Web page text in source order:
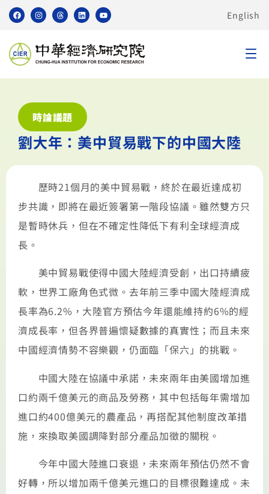
English
時論議題
劉大年：美中貿易戰下的中國大陸
歷時21個月的美中貿易戰，終於在最近達成初
步共識，即將在最近簽署第一階段協議。雖然雙方只
是暫時休兵，但在不確定性降低下有利全球經濟成
長。
美中貿易戰使得中國大陸經濟受創，出口持續疲
軟，世界工廠角色式微。去年前三季中國大陸經濟成
長率為6.2%，大陸官方預估今年還能維持約6%的經
濟成長率，但各界普遍懷疑數據的真實性；而且未來
中國經濟情勢不容樂觀，仍面臨「保六」的挑戰。
中國大陸在協議中承諾，未來兩年由美國增加進
口約兩千億美元的商品及勞務，其中包括每年需增加
進口約400億美元的農產品，再搭配其他制度改革措
施，來換取美國調降對部分產品加徵的關稅。
今年中國大陸進口衰退，未來兩年預估仍然不會
好轉，所以增加兩千億美元進口的目標很難達成。未